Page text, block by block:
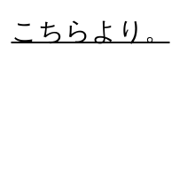
こちらより。